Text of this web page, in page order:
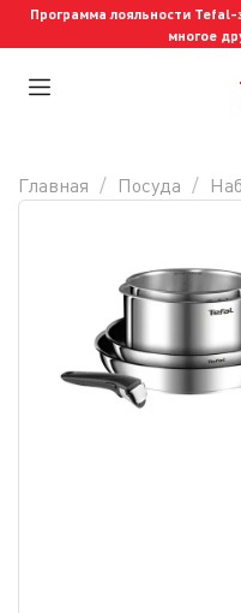
Программа лояльности
многое
Главная Посуда